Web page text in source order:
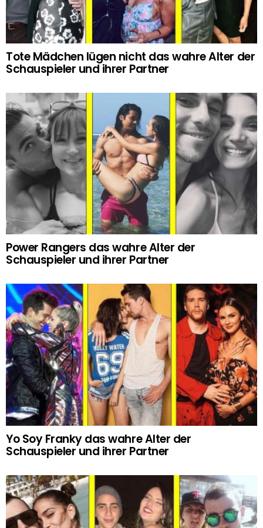
Tote Mädchen lügen nicht das wahre Alter der
Schauspieler und ihrer Partner
Power Rangers das wahre Alter der
Schauspieler und ihrer Partner
Yo Soy Franky das wahre Alter der
Schauspieler und ihrer Partner